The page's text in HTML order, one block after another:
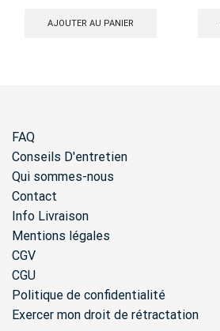
AJOUTER AU PANIER
FAQ
Conseils D'entretien
Qui sommes-nous
Contact
Info Livraison
Mentions légales
CGV
CGU
Politique de confidentialité
Exercer mon droit de rétractation